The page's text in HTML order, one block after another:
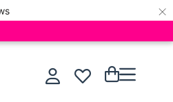
×
Winkelwagen